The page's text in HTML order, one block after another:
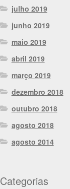
julho 2019
junho 2019
maio 2019
abril 2019
março 2019
dezembro 2018
outubro 2018
agosto 2018
agosto 2014
Categorias